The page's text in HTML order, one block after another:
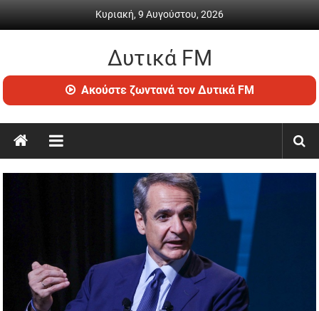
Κυριακή, 9 Αυγούστου, 2026
Δυτικά FM
Ραδιόφωνο
•
ενημέρωση
Ακούστε ζωντανά τον Δυτικά FM